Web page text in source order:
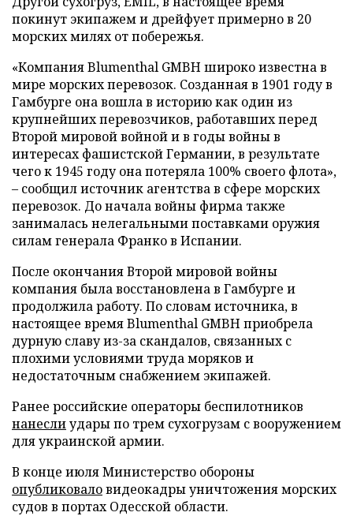
покинут экипажем и дрейфует примерно в 20
морских милях от побережья.
«Компания Blumenthal GMBH широко известна в
мире морских перевозок. Созданная в 1901 году в
Гамбурге она вошла в историю как один из
крупнейших перевозчиков, работавших перед
Второй мировой войной и в годы войны в
интересах фашистской Германии, в результате
чего к 1945 году она потеряла 100% своего флота»,
– сообщил источник агентства в сфере морских
перевозок. До начала войны фирма также
занималась нелегальными поставками оружия
силам генерала Франко в Испании.
После окончания Второй мировой войны
компания была восстановлена в Гамбурге и
продолжила работу. По словам источника, в
настоящее время Blumenthal GMBH приобрела
дурную славу из-за скандалов, связанных с
плохими условиями труда моряков и
недостаточным снабжением экипажей.
Ранее российские операторы беспилотников
нанеслиудары по трем сухогрузам с вооружением
для украинской армии.
В конце июля Министерство обороны
опубликоваловидеокадры уничтожения морских
судов в портах Одесской области.